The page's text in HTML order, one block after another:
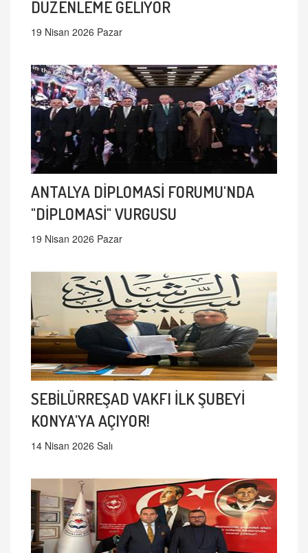
DÜZENLEME GELİYOR
19 Nisan 2026 Pazar
ANTALYA DİPLOMASİ FORUMU'NDA
"DİPLOMASİ" VURGUSU
19 Nisan 2026 Pazar
SEBİLÜRREŞAD VAKFI İLK ŞUBEYİ
KONYA'YA AÇIYOR!
14 Nisan 2026 Salı